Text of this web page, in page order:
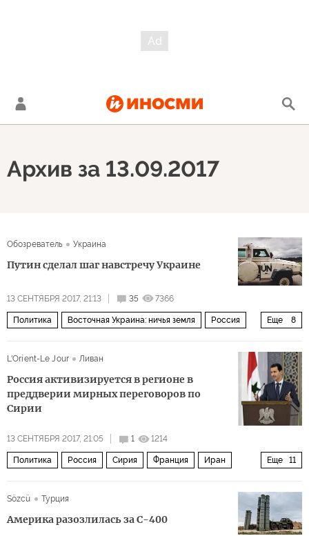
Архив за 13.09.2017
Обозреватель Украина
Путин сделал шаг навстречу Украине
13 СЕНТЯБРЯ 2017, 21:13 35 7366
Еще 8
Политика Восточная Украина: ничья земля Россия
L'Orient-Le Jour Ливан
Россия активизируется в регионе в
преддверии мирных переговоров по
Сирии
13 СЕНТЯБРЯ 2017, 21:05 1 1214
Еще 11
Политика Россия Сирия Франция Иран
президент
Sözcü Турция
Америка разозлилась за С-400